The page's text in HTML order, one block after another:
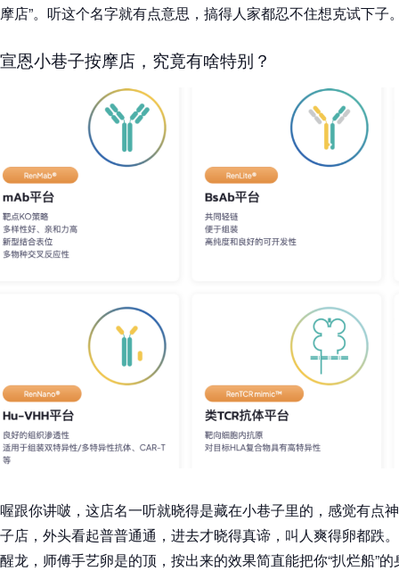
摩店”。听这个名字就有点意思，搞得人家都忍不住想克试下子
宣恩小巷子按摩店，究竟有啥特别？
喔跟你讲啵，这店名一听就晓得是藏在小巷子里的，感觉有点
子店，外头看起普普通通，进去才晓得真谛，叫人爽得卵都跌
醒龙，师傅手艺卵是的顶，按出来的效果简直能把你“扒烂船”